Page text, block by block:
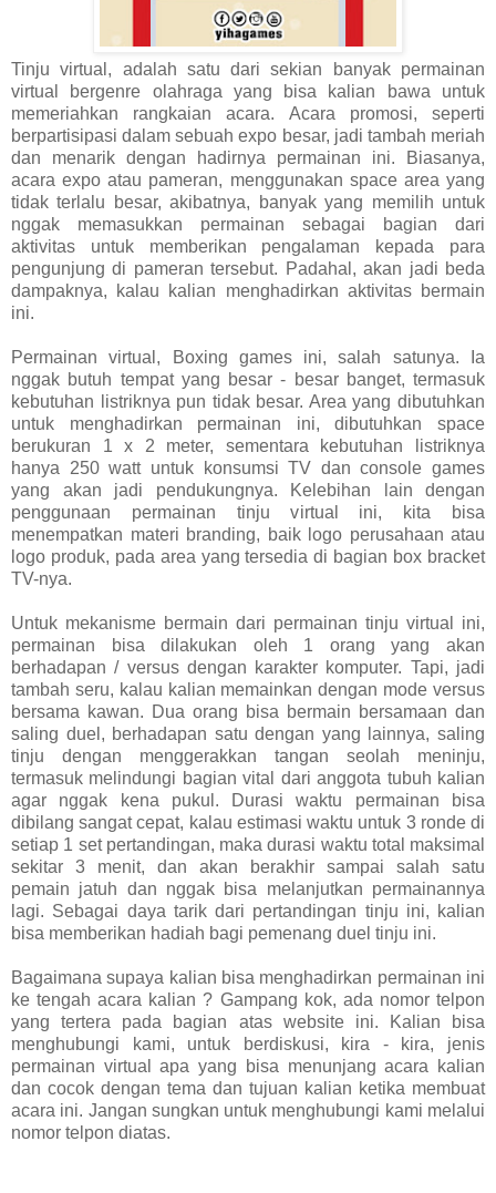
Tinju virtual, adalah satu dari sekian banyak permainan
virtual bergenre olahraga yang bisa kalian bawa untuk
memeriahkan rangkaian acara. Acara promosi, seperti
berpartisipasi dalam sebuah expo besar, jadi tambah meriah
dan menarik dengan hadirnya permainan ini. Biasanya,
acara expo atau pameran, menggunakan space area yang
tidak terlalu besar, akibatnya, banyak yang memilih untuk
nggak memasukkan permainan sebagai bagian dari
aktivitas untuk memberikan pengalaman kepada para
pengunjung di pameran tersebut. Padahal, akan jadi beda
dampaknya, kalau kalian menghadirkan aktivitas bermain
ini.
Permainan virtual, Boxing games ini, salah satunya. Ia
nggak butuh tempat yang besar - besar banget, termasuk
kebutuhan listriknya pun tidak besar. Area yang dibutuhkan
untuk menghadirkan permainan ini, dibutuhkan space
berukuran 1 x 2 meter, sementara kebutuhan listriknya
hanya 250 watt untuk konsumsi TV dan console games
yang akan jadi pendukungnya. Kelebihan lain dengan
penggunaan permainan tinju virtual ini, kita bisa
menempatkan materi branding, baik logo perusahaan atau
logo produk, pada area yang tersedia di bagian box bracket
TV-nya.
Untuk mekanisme bermain dari permainan tinju virtual ini,
permainan bisa dilakukan oleh 1 orang yang akan
berhadapan / versus dengan karakter komputer. Tapi, jadi
tambah seru, kalau kalian memainkan dengan mode versus
bersama kawan. Dua orang bisa bermain bersamaan dan
saling duel, berhadapan satu dengan yang lainnya, saling
tinju dengan menggerakkan tangan seolah meninju,
termasuk melindungi bagian vital dari anggota tubuh kalian
agar nggak kena pukul. Durasi waktu permainan bisa
dibilang sangat cepat, kalau estimasi waktu untuk 3 ronde di
setiap 1 set pertandingan, maka durasi waktu total maksimal
sekitar 3 menit, dan akan berakhir sampai salah satu
pemain jatuh dan nggak bisa melanjutkan permainannya
lagi. Sebagai daya tarik dari pertandingan tinju ini, kalian
bisa memberikan hadiah bagi pemenang duel tinju ini.
Bagaimana supaya kalian bisa menghadirkan permainan ini
ke tengah acara kalian ? Gampang kok, ada nomor telpon
yang tertera pada bagian atas website ini. Kalian bisa
menghubungi kami, untuk berdiskusi, kira - kira, jenis
permainan virtual apa yang bisa menunjang acara kalian
dan cocok dengan tema dan tujuan kalian ketika membuat
acara ini. Jangan sungkan untuk menghubungi kami melalui
nomor telpon diatas.